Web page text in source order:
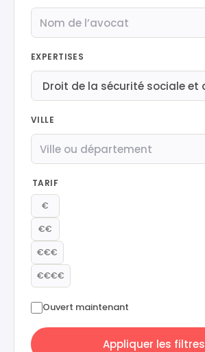
EXPERTISES
VILLE
TARIF
€
€€
€€€
€€€€
Ouvert maintenant
Appliquer les filtres